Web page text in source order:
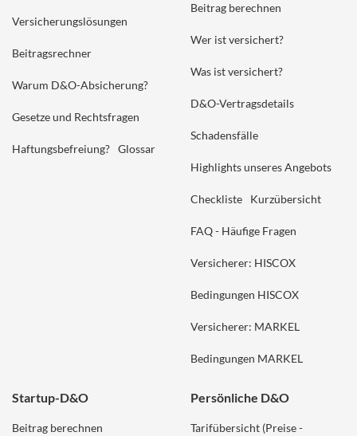
Versicherungslösungen
Beitragsrechner
Warum D&O-Absicherung?
Gesetze und Rechtsfragen
Haftungsbefreiung? Glossar
Beitrag berechnen
Wer ist versichert?
Was ist versichert?
D&O-Vertragsdetails
Schadensfälle
Highlights unseres Angebots
Checkliste Kurzübersicht
FAQ - Häufige Fragen
Versicherer: HISCOX
Bedingungen HISCOX
Versicherer: MARKEL
Bedingungen MARKEL
Startup-D&O
Beitrag berechnen
Persönliche D&O
Tarifübersicht (Preise -